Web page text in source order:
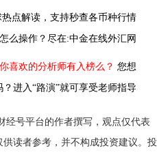
点解读， 支持秒查各币种行情
么操作？尽在:中金在线外汇网
喜欢的分析师有入榜么？ 您想
进入“路演”就可享受老师指导
经号平台的作者撰写，观点仅代表
读者参考，并不构成投资建议。投